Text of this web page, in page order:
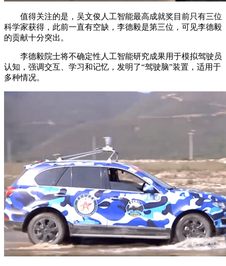
值得关注的是，吴文俊人工智能最高成就奖目前只有三位
科学家获得，此前一直有空缺，李德毅是第三位，可见李德毅
的贡献十分突出。
李德毅院士将不确定性人工智能研究成果用于模拟驾驶员
认知，强调交互、学习和记忆，发明了“驾驶脑”装置，适用于
多种情况。